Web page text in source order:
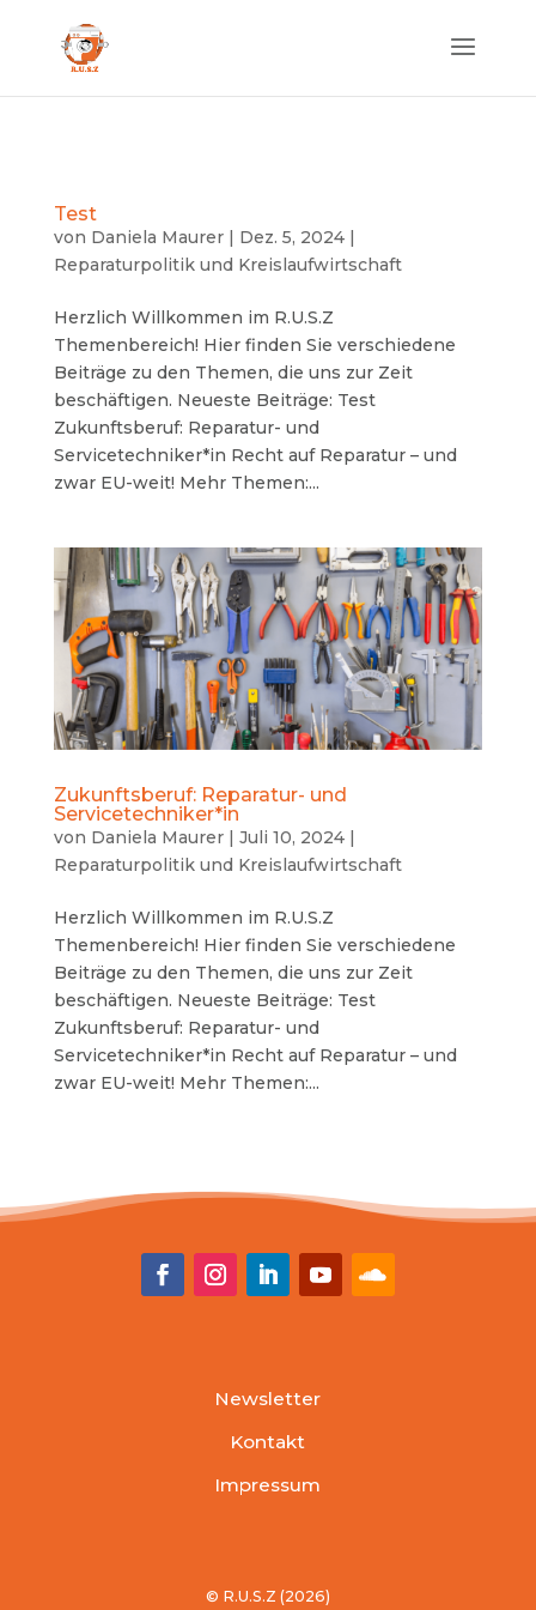
Test
von Daniela Maurer| Dez. 5, 2024|
Reparaturpolitik und Kreislaufwirtschaft
Herzlich Willkommen im R.U.S.Z
Themenbereich! Hier finden Sie verschiedene
Beiträge zu den Themen, die uns zur Zeit
beschäftigen. Neueste Beiträge: Test
Zukunftsberuf: Reparatur- und
Servicetechniker*in Recht auf Reparatur – und
zwar EU-weit! Mehr Themen:...
Zukunftsberuf: Reparatur- und
Servicetechniker*in
von Daniela Maurer| Juli 10, 2024|
Reparaturpolitik und Kreislaufwirtschaft
Herzlich Willkommen im R.U.S.Z
Themenbereich! Hier finden Sie verschiedene
Beiträge zu den Themen, die uns zur Zeit
beschäftigen. Neueste Beiträge: Test
Zukunftsberuf: Reparatur- und
Servicetechniker*in Recht auf Reparatur – und
zwar EU-weit! Mehr Themen:...
Newsletter
Kontakt
Impressum
© R.U.S.Z (2026)